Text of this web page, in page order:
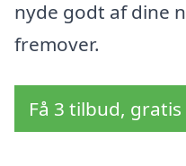
nyde godt af dine
fremover.
Få 3 tilbud,